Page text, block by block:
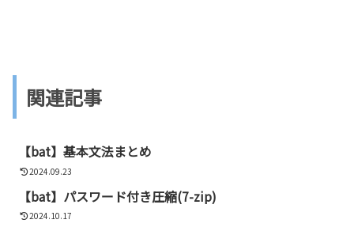
関連記事
【bat】基本文法まとめ
2024.09.23
【bat】パスワード付き圧縮(7-zip)
2024.10.17